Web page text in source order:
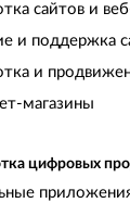
сайтов и
и поддержка
и
магазины
цифровых